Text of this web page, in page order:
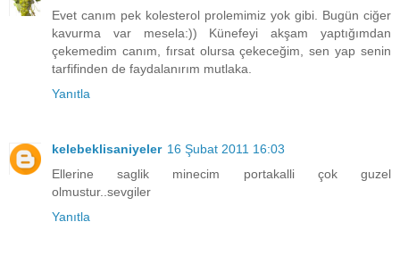
Evet canım pek kolesterol prolemimiz yok gibi. Bugün ciğer
kavurma var mesela:)) Künefeyi akşam yaptığımdan
çekemedim canım, fırsat olursa çekeceğim, sen yap senin
tarfifinden de faydalanırım mutlaka.
Yanıtla
kelebeklisaniyeler 16 Şubat 2011 16:03
Ellerine saglik minecim portakalli çok guzel
olmustur..sevgiler
Yanıtla